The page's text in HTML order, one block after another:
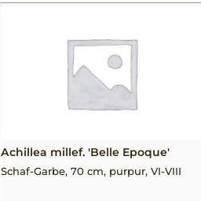
Achillea millef. 'Belle Epoque'
Schaf-Garbe, 70 cm, purpur, VI-VIII